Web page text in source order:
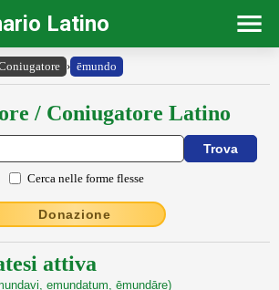
Latino
› ēmundo
/ Coniugatore Latino
Cerca nelle forme flesse
Donazione
attiva
emundatum, ēmundāre)